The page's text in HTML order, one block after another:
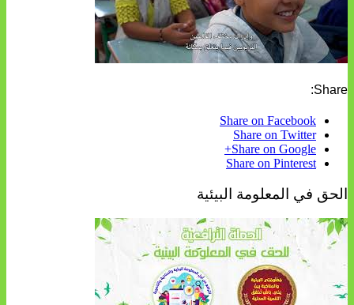
Share:
Share on Facebook
Share on Twitter
Share on Google+
Share on Pinterest
الحق في المعلومة البيئية